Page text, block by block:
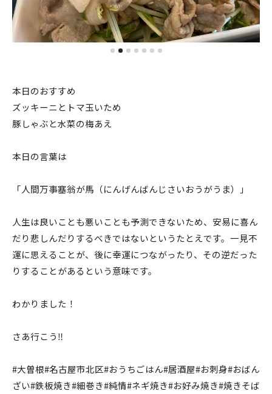
本日のおすすめ
ズッキーニとトマ玉いため
豚しゃぶと水菜の梅あえ
本日の言葉は
「人間万事塞翁が馬（にんげんばんじさいおうがうま）」
人生は良いことも悪いことも予測できないため、安易に喜ん
だり悲しんだりするべきではないというたとえです。一見不
運に思えることが、後に幸運につながったり、その逆だった
りすることがあるという意味です。
わかりました！
さあ行こう‼️
#大曽根#名古屋市北区#おうちごはん#居酒屋#お刺身#おばん
ざい#鉄板焼き#細巻き#純情#ネギ焼き#お好み焼き#焼きそば